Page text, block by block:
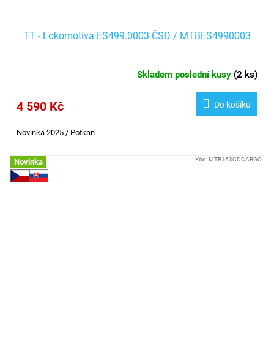
TT - Lokomotiva ES499.0003 ČSD / MTBES4990003
Skladem poslední kusy (2 ks)
4 590 Kč Do košíku
Novinka 2025 / Potkan
Novinka Kód: MTB163CDCARGO